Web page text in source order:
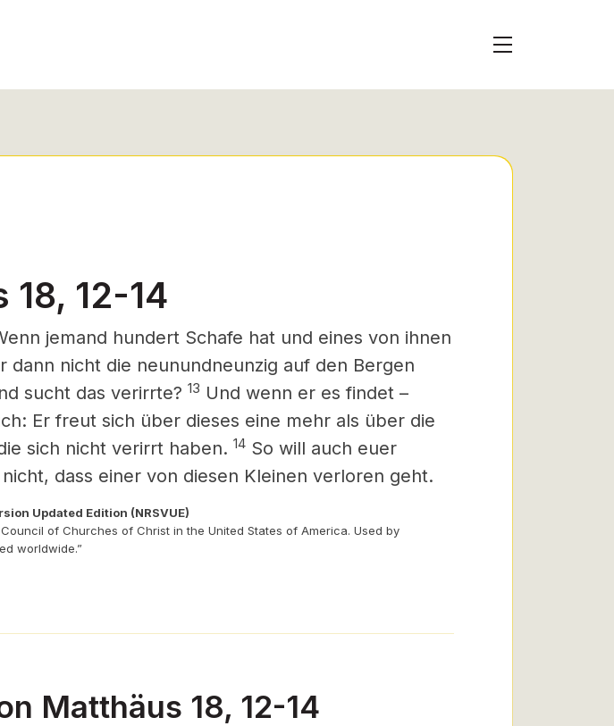
12-14
jemand hundert Schafe hat und eines von ihnen
dann nicht die neunundneunzig auf den Bergen
sucht das verirrte? 13 Und wenn er es findet –
Er freut sich über dieses eine mehr als über die
sich nicht verirrt haben. 14 So will auch euer
dass einer von diesen Kleinen verloren geht.
Updated Edition (NRSVUE)
of Churches of Christ in the United States of America. Used by
worldwide.”
Matthäus 18, 12-14